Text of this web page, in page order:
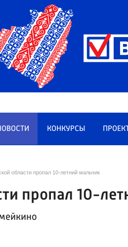
КОНКУРСЫ
области пропал 10-летний мальчик
пропал 10-